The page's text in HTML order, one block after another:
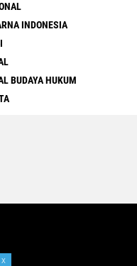
INDONESIA
BUDAYA HUKUM
x